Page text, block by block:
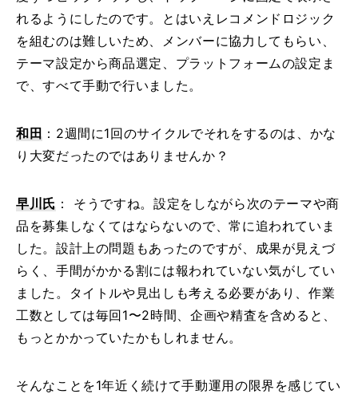
れるようにしたのです。とはいえレコメンドロジック
を組むのは難しいため、メンバーに協力してもらい、
テーマ設定から商品選定、プラットフォームの設定ま
で、すべて手動で行いました。
和田 ：2週間に1回のサイクルでそれをするのは、かな
り大変だったのではありませんか？
早川氏： そうですね。設定をしながら次のテーマや商
品を募集しなくてはならないので、常に追われていま
した。設計上の問題もあったのですが、成果が見えづ
らく、手間がかかる割には報われていない気がしてい
ました。タイトルや見出しも考える必要があり、作業
工数としては毎回1〜2時間、企画や精査を含めると、
もっとかかっていたかもしれません。
そんなことを1年近く続けて手動運用の限界を感じてい